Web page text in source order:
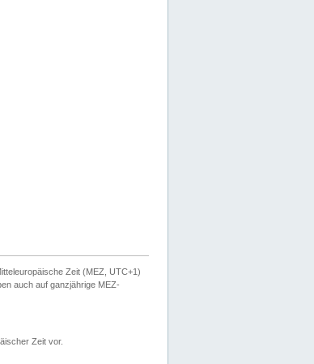
Zeit (MEZ, UTC+1)
auch auf ganzjährige MEZ-
Zeit vor.